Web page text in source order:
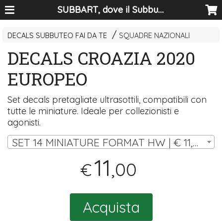
SUBBART, dove il Subbuteo diventa arte
DECALS SUBBUTEO FAI DA TE SQUADRE NAZIONALI
DECALS CROAZIA 2020
EUROPEO
Set decals pretagliate ultrasottili, compatibili con
tutte le miniature. Ideale per collezionisti e
agonisti.
SET 14 MINIATURE FORMAT HW | € 11,00
€11,00
Acquista